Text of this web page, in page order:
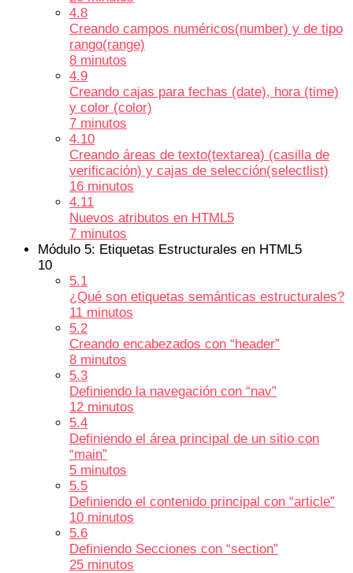
4.8
Creando campos numéricos(number) y de tipo
rango(range)
8 minutos
4.9
Creando cajas para fechas (date), hora (time)
y color (color)
7 minutos
4.10
Creando áreas de texto(textarea) (casilla de
verificación) y cajas de selección(selectlist)
16 minutos
4.11
Nuevos atributos en HTML5
7 minutos
Módulo 5: Etiquetas Estructurales en HTML5
10
5.1
¿Qué son etiquetas semánticas estructurales?
11 minutos
5.2
Creando encabezados con “header”
8 minutos
5.3
Definiendo la navegación con “nav”
12 minutos
5.4
Definiendo el área principal de un sitio con
“main”
5 minutos
5.5
Definiendo el contenido principal con “article”
10 minutos
5.6
Definiendo Secciones con “section”
25 minutos